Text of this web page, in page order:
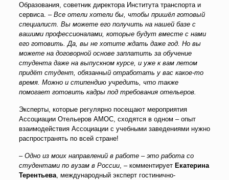
Образования, советник директора Института транспорта и
сервиса. – Все отели хотели бы, чтобы пришёл готовый
специалист. Вы можете его получить на нашей базе с
вашими профессионалами, которые будут вместе с нами
его готовить. Да, вы не хотите ждать даже год. Но вы
можете на договорной основе заплатить за обучение
студента даже на выпускном курсе, и уже к вам летом
придёт студент, обязанный отработать у вас какое-то
время. Можно и стипендию учредить, что также
помогает готовить кадры под требования отельеров.
Эксперты, которые регулярно посещают мероприятия
Ассоциации Отельеров АМОС, сходятся в одном – опыт
взаимодействия Ассоциации с учебными заведениями нужно
распространять по всей стране!
– Одно из моих направлений в работе – это работа со
студентами по вузам в России, – комментирует Екатерина
Терентьева, международный эксперт гостинично-